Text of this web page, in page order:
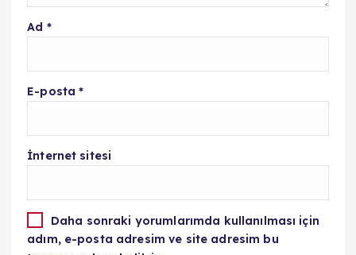
Ad *
E-posta*
İnternet sitesi
Daha sonraki yorumlarımda kullanılması için
adım, e-posta adresim ve site adresim bu